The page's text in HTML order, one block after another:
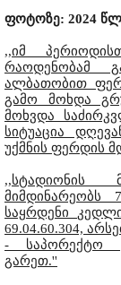
ფოტოზე: 2024
,,იმ
რაოდენობამ
ალბათობით
გამო მოხდა
მოხვდა
სიტუაცია
უქმნის ფერდის
,,სტადიონის
მიმდინარეობს
საყრდენი
69.04.60.304,
- საპორექტო
გარეთ.''